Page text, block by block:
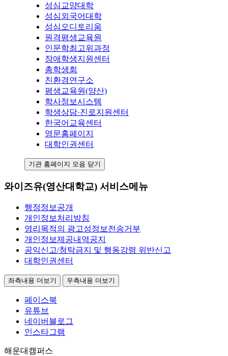
성심교양대학
성심외국어대학
성심오디토리움
원격평생교육원
인문학최고위과정
장애학생지원센터
총학생회
친환경연구소
평생교육원(양산)
학사정보시스템
학생상담·진로지원센터
한국어교육센터
영문홈페이지
대학인권센터
기관 홈페이지 모음 닫기
와이즈유(영산대학교) 서비스메뉴
행정정보공개
개인정보처리방침
영리목적의 광고성정보전송거부
개인정보제공내역공지
공익신고/청탁금지 및 행동강령 위반신고
대학인권센터
좌측내용 더보기 우측내용 더보기
페이스북
유튜브
네이버블로그
인스타그램
해운대캠퍼스